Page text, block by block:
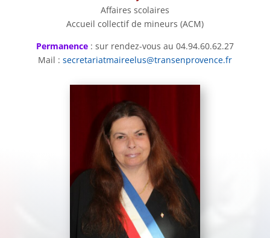
Affaires scolaires
Accueil collectif de mineurs (ACM)
Permanence : sur rendez-vous au 04.94.60.62.27
Mail : secretariatmaireelus@transenprovence.fr